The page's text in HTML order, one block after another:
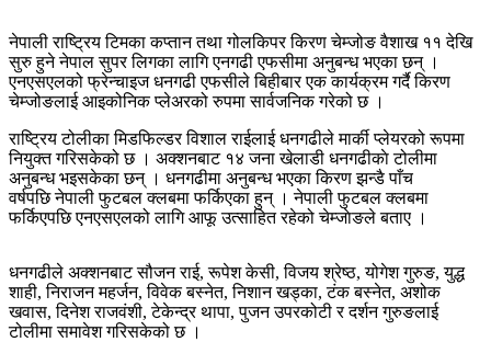
नेपाली राष्ट्रिय टिमका कप्तान तथा गोलकिपर किरण चेम्जोङ वैशाख ११ देखि
सुरु हुने नेपाल सुपर लिगका लागि एनगढी एफसीमा अनुबन्ध भएका छन् ।
एनएसएलको फ्रेन्चाइज धनगढी एफसीले बिहीबार एक कार्यक्रम गर्दै किरण
चेम्जोङलाई आइकोनिक प्लेअरको रुपमा सार्वजनिक गरेको छ ।
राष्ट्रिय टोलीका मिडफिल्डर विशाल राईलाई धनगढीले मार्की प्लेयरको रूपमा
नियुक्त गरिसकेको छ । अक्शनबाट १४ जना खेलाडी धनगढीकाे टोलीमा
अनुबन्ध भइसकेका छन् । धनगढीमा अनुबन्ध भएका किरण झन्डै पाँच
वर्षपछि नेपाली फुटबल क्लबमा फर्किएका हुन् । नेपाली फुटबल क्लबमा
फर्किएपछि एनएसएलको लागि आफू उत्साहित रहेको चेम्जाेङले बताए ।
धनगढीले अक्शनबाट सौजन राई, रूपेश केसी, विजय श्रेष्ठ, योगेश गुरुङ, युद्ध
शाही, निराजन महर्जन, विवेक बस्नेत, निशान खड्का, टंक बस्नेत, अशोक
खवास, दिनेश राजवंशी, टेकेन्द्र थापा, पुजन उपरकोटी र दर्शन गुरुङलाई
टोलीमा समावेश गरिसकेको छ ।